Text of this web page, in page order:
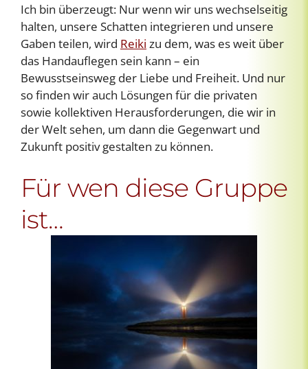
Ich bin überzeugt: Nur wenn wir uns wechselseitig
halten, unsere Schatten integrieren und unsere
Gaben teilen, wird Reiki zu dem, was es weit über
das Handauflegen sein kann – ein
Bewusstseinsweg der Liebe und Freiheit. Und nur
so finden wir auch Lösungen für die privaten
sowie kollektiven Herausforderungen, die wir in
der Welt sehen, um dann die Gegenwart und
Zukunft positiv gestalten zu können.
Für wen diese Gruppe
ist…